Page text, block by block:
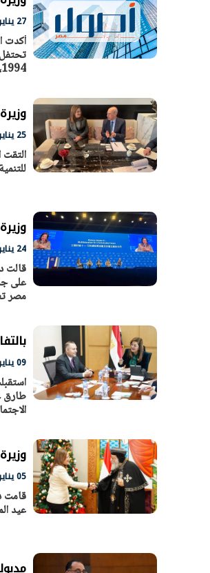
27 يناير 2024 08:20 م
1994،موضحةً أن كل الدول أصبحت تحدد يومًا يوافق حدثًا بيئيًا مميزا لديها للإحتفال باليوم الوطنى لها. جاء
25 يناير 2024 03:34 م
24 يناير 2024 06:30 م
قالت
على
مصر
09 يناير 2024 06:29 م
طارق
05 يناير 2024 02:40 م
قامت
عيد
مدبولي:
الرئيس السيسي: تداعيات خطيرة على
الاقتصاد العالمي وأسعار الوقود حال
استمرار الأزمة في الشرق الأوسط
30 مارس 2026 05:06 م
الرئيس السيسي: تداعيات خطيرة على
الاقتصاد العالمي وأسعار الوقود حال
استمرار الأزمة في الشرق الأوسط
30 مارس 2026 05:06 م